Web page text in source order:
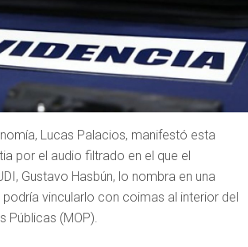
Lucas Palacios, manifestó esta
por el audio filtrado en el que el
Gustavo Hasbún, lo nombra en una
vincularlo con coimas al interior del
Públicas (MOP).